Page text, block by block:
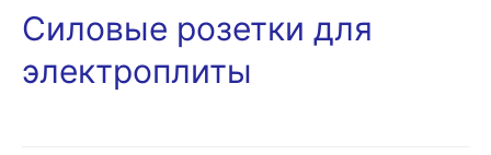
Силовые розетки для
электроплиты